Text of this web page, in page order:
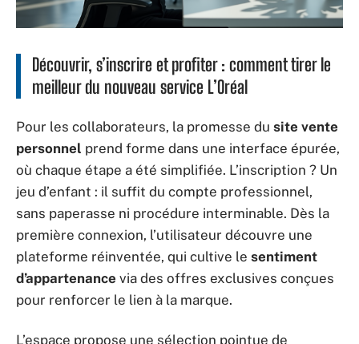
Découvrir, s’inscrire et profiter : comment tirer le
meilleur du nouveau service L’Oréal
Pour les collaborateurs, la promesse du site vente
personnel prend forme dans une interface épurée,
où chaque étape a été simplifiée. L’inscription ? Un
jeu d’enfant : il suffit du compte professionnel,
sans paperasse ni procédure interminable. Dès la
première connexion, l’utilisateur découvre une
plateforme réinventée, qui cultive le sentiment
d’appartenance via des offres exclusives conçues
pour renforcer le lien à la marque.
L’espace propose une sélection pointue de